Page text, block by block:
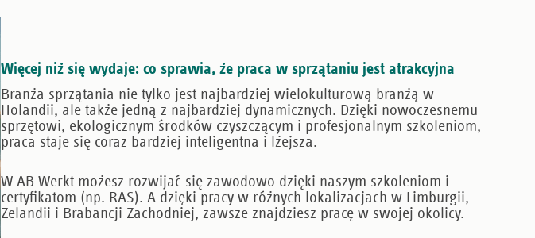
Więcej niż się wydaje: co sprawia, że praca w sprzątaniu jest atrakcyjna
Branża sprzątania nie tylko jest najbardziej wielokulturową branżą w
Holandii, ale także jedną z najbardziej dynamicznych. Dzięki nowoczesnemu
sprzętowi, ekologicznym środków czyszczącym i profesjonalnym szkoleniom,
praca staje się coraz bardziej inteligentna i lżejsza.
W AB Werkt możesz rozwijać się zawodowo dzięki naszym szkoleniom i
certyfikatom (np. RAS). A dzięki pracy w różnych lokalizacjach w Limburgii,
Zelandii i Brabancji Zachodniej, zawsze znajdziesz pracę w swojej okolicy.